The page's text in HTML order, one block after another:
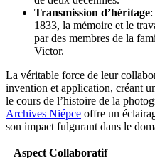
Transmission d’héritage
1833, la mémoire et le
par des membres de la
Victor.
La véritable force de leur
invention et application, créant
le cours de l’histoire de la
Archives Niépce offre un
son impact fulgurant dans le
Aspect Collaboratif